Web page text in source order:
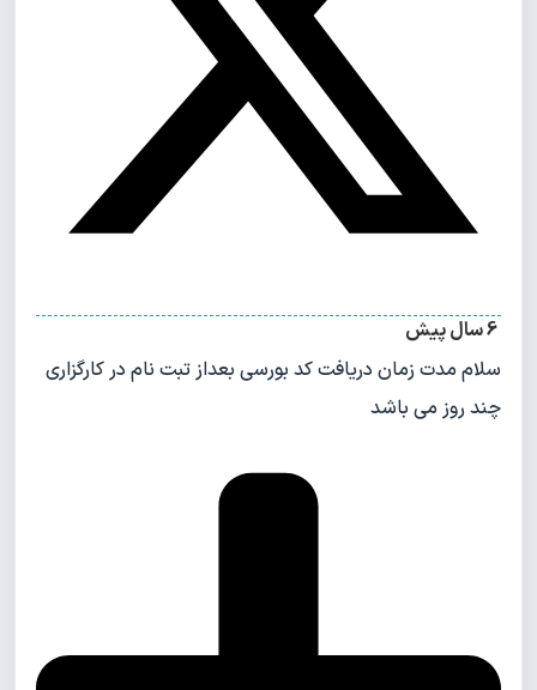
سلام مدت زمان دریافت کد بورسی بعداز تبت نام در کارگزاری
چند روز می باشد